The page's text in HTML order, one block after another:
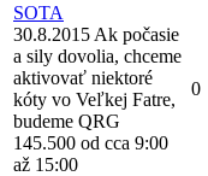
SOTA
30.8.2015 Ak počasie
a sily dovolia, chceme
aktivovať niektoré
kóty vo Veľkej Fatre,
budeme QRG
145.500 od cca 9:00
až 15:00
0